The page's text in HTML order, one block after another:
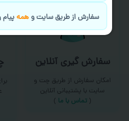
سفارش گیری آنلاین
امکان سفارش از طریق چت و
سایت با پشتیبانی آنلاین
( تماس با ما‌ )
سفارش از طریق سایت وهمه